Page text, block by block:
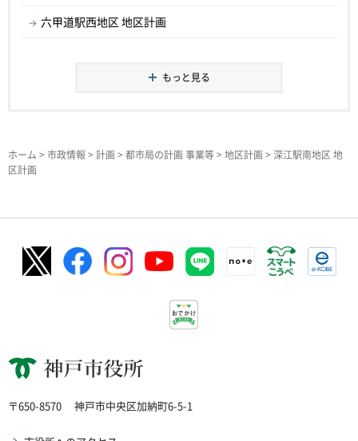
六甲道駅西地区 地区計画
もっと見る
ホーム > 市政情報 > 計画> 都市局の計画 事業等> 地区計画> 深江駅南地区 地
区計画
神戸市役所
〒650-8570 神戸市中央区加納町6-5-1